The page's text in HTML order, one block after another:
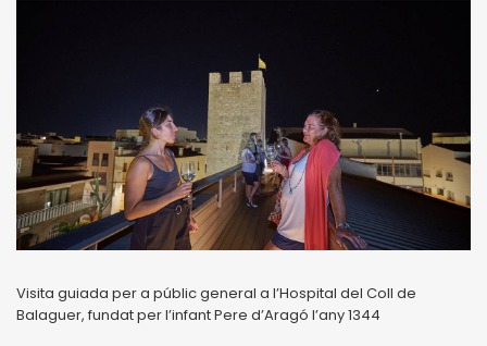
Visita guiada per a públic general a l’Hospital del Coll de
Balaguer, fundat per l’infant Pere d’Aragó l’any 1344